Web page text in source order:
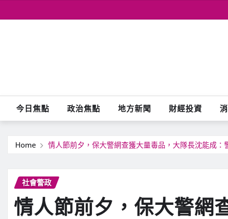
to
今日焦點 政治焦點 地方新聞 財經投資
Home 情人節前夕，保大警網查獲大量毒品，大隊長沈能成：
社會警政
情人節前夕，保大警網